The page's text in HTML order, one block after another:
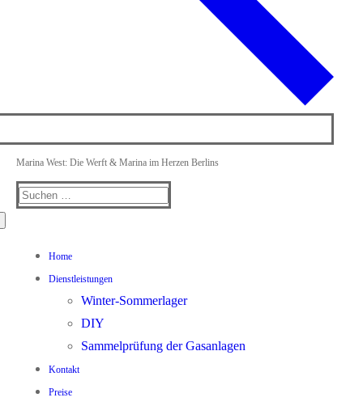
Marina West: Die Werft & Marina im Herzen Berlins
Suchen
Home
Dienstleistungen
Winter-Sommerlager
DIY
Sammelprüfung der Gasanlagen
Kontakt
Preise